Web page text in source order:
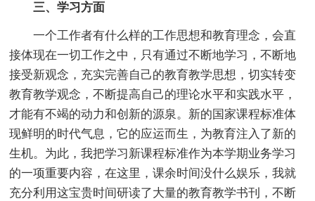
三、学习方面
一个工作者有什么样的工作思想和教育理念，会直
接体现在一切工作之中，只有通过不断地学习，不断地
接受新观念，充实完善自己的教育教学思想，切实转变
教育教学观念，不断提高自己的理论水平和实践水平，
才能有不竭的动力和创新的源泉。新的国家课程标准体
现鲜明的时代气息，它的应运而生，为教育注入了新的
生机。为此，我把学习新课程标准作为本学期业务学习
的一项重要内容，在这里，课余时间没什么娱乐，我就
充分利用这宝贵时间研读了大量的教育教学书刊，不断